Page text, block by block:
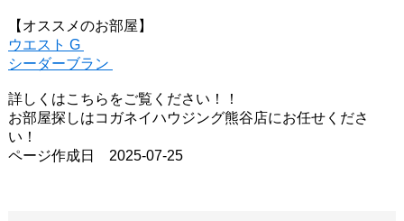
【オススメのお部屋】
ウエスト G
シーダーブラン
詳しくはこちらをご覧ください！！
お部屋探しはコガネイハウジング熊谷店にお任せくださ
い！
ページ作成日 2025-07-25